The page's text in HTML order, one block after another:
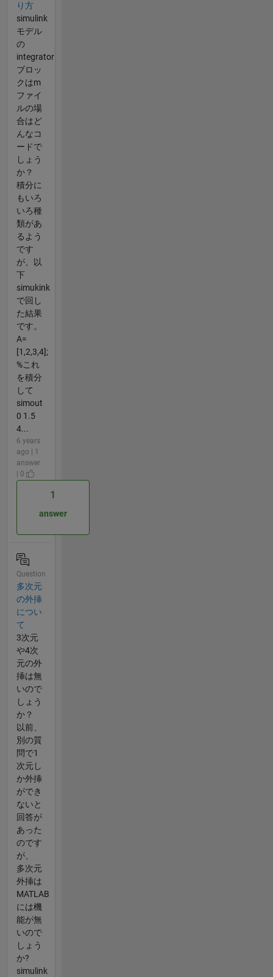
り方
simulink
モデル
の
integrator
ブロッ
クはm
ファイ
ルの場
合はど
んなコ
ードで
しょう
か？
積分に
もいろ
いろ種
類があ
るよう
です
が、以
下
simukink
で回し
た結果
です。
A=
[1,2,3,4];
%これ
を積分
して
simout
0 1.5
4...
6 years
ago | 1
answer
| 0
1
answer
Question
多次元
の外挿
につい
て
3次元
や4次
元の外
挿は無
いので
しょう
か？
以前、
別の質
問で1
次元し
か外挿
ができ
ないと
回答が
あった
のです
が、
多次元
外挿は
MATLAB
には機
能が無
いので
しょう
か?
simulink